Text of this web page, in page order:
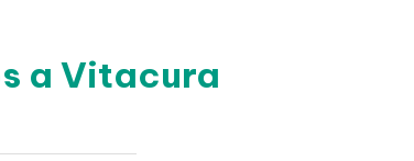
a Vitacura